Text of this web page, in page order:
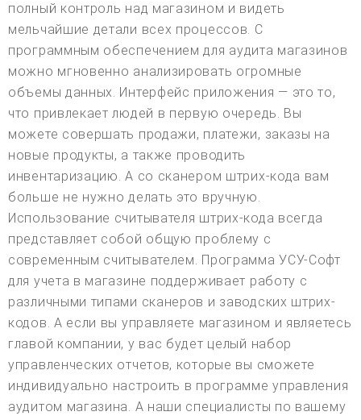
полный контроль над магазином и видеть
мельчайшие детали всех процессов. С
программным обеспечением для аудита магазинов
можно мгновенно анализировать огромные
объемы данных. Интерфейс приложения — это то,
что привлекает людей в первую очередь. Вы
можете совершать продажи, платежи, заказы на
новые продукты, а также проводить
инвентаризацию. А со сканером штрих-кода вам
больше не нужно делать это вручную.
Использование считывателя штрих-кода всегда
представляет собой общую проблему с
современным считывателем. Программа УСУ-Софт
для учета в магазине поддерживает работу с
различными типами сканеров и заводских штрих-
кодов. А если вы управляете магазином и являетесь
главой компании, у вас будет целый набор
управленческих отчетов, которые вы сможете
индивидуально настроить в программе управления
аудитом магазина. А наши специалисты по вашему